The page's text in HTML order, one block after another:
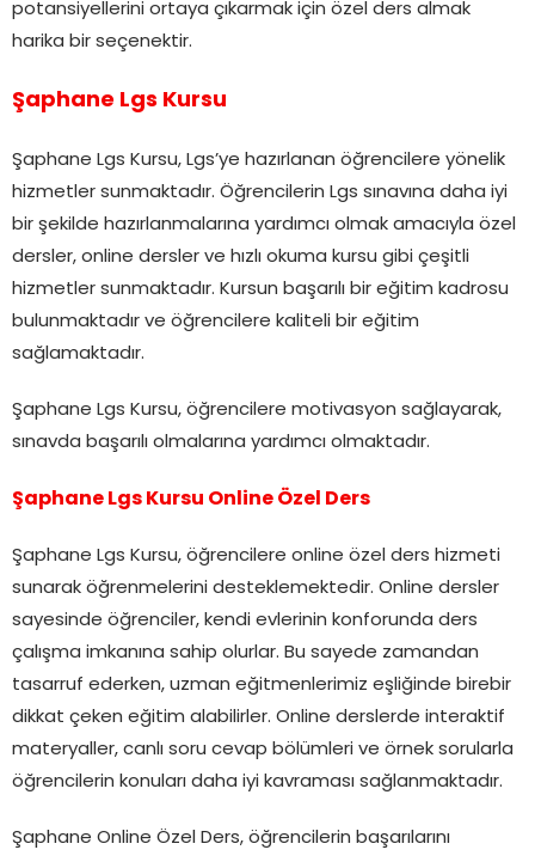
potansiyellerini ortaya çıkarmak için özel ders almak
harika bir seçenektir.
Şaphane Lgs Kursu
Şaphane Lgs Kursu, Lgs’ye hazırlanan öğrencilere yönelik
hizmetler sunmaktadır. Öğrencilerin Lgs sınavına daha iyi
bir şekilde hazırlanmalarına yardımcı olmak amacıyla özel
dersler, online dersler ve hızlı okuma kursu gibi çeşitli
hizmetler sunmaktadır. Kursun başarılı bir eğitim kadrosu
bulunmaktadır ve öğrencilere kaliteli bir eğitim
sağlamaktadır.
Şaphane Lgs Kursu, öğrencilere motivasyon sağlayarak,
sınavda başarılı olmalarına yardımcı olmaktadır.
Şaphane Lgs Kursu Online Özel Ders
Şaphane Lgs Kursu, öğrencilere online özel ders hizmeti
sunarak öğrenmelerini desteklemektedir. Online dersler
sayesinde öğrenciler, kendi evlerinin konforunda ders
çalışma imkanına sahip olurlar. Bu sayede zamandan
tasarruf ederken, uzman eğitmenlerimiz eşliğinde birebir
dikkat çeken eğitim alabilirler. Online derslerde interaktif
materyaller, canlı soru cevap bölümleri ve örnek sorularla
öğrencilerin konuları daha iyi kavraması sağlanmaktadır.
Şaphane Online Özel Ders, öğrencilerin başarılarını